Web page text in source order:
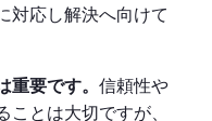
対応し解決へ向けて
要です。 信頼性や
とは大切ですが、